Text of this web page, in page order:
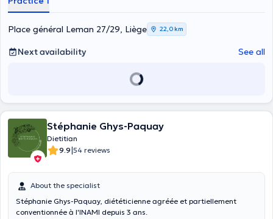
Place général Leman 27/29, Liège 22,0 km
Next availability See all
Stéphanie Ghys-Paquay
Dietitian
9.9|54 reviews
About the specialist
Stéphanie Ghys-Paquay, diététicienne agréée et partiellement
conventionnée à l'INAMI depuis 3 ans.